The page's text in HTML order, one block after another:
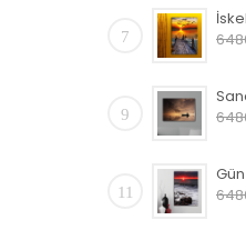
7
9
11